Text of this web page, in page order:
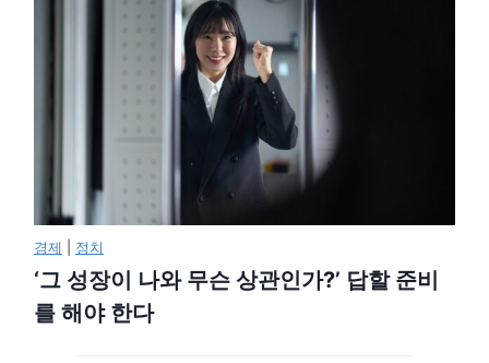
경제 정치
‘그 성장이 나와 무슨 상관인가?’ 답할 준비
를 해야 한다